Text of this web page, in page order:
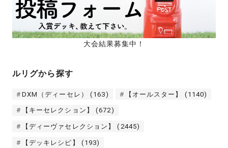
大会結果募集中！
ルリグから探す
DXM（ディーセレ） (163) 【オールスター】 (1140)
【キーセレクション】 (672)
【ディーヴァセレクション】 (2445)
【デッキレシピ】 (193)